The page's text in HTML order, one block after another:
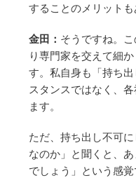
することのメリットも
金田： そうですね。
り専門家を交えて細
す。私自身も「持ち
スタンスではなく、
ます。
ただ、持ち出し不可
なのか」と聞くと、
でしょう」という感